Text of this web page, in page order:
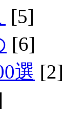
[5]
[6]
選 [2]